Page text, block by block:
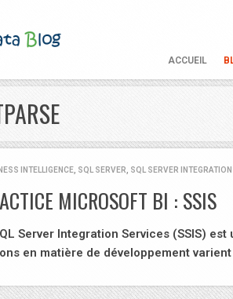
ACCUEIL
INTELLIGENCE SQL SERVER SQL SERVER
MICROSOFT BI : SSIS
Server Integration Services (SSIS)
en matière de développement